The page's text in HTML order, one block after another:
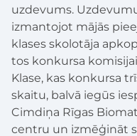
uzdevums.
izmantojot mājās
klases skolotāja
tos konkursa
Klase, kas konkursa
skaitu, balvā iegūs
Cimdiņa Rīgas
centru un izmēģināt